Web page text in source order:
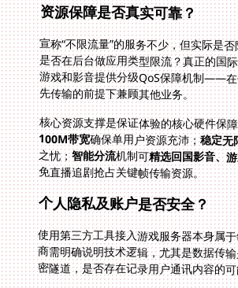
资源保障是否真实可靠？
宣称“不限流量”的服务不少，但实际是
是否在后台做应用类型限流？真正的国
游戏和影音提供分级QoS保障机制——在
先传输的前提下兼顾其他业务。
核心资源支撑是保证体验的核心硬件保
100M带宽确保单用户资源充沛；稳定无
之忧；智能分流机制可精选回国影音、
免直播追剧抢占关键帧传输资源。
个人隐私及账户是否安全？
使用第三方工具接入游戏服务器本身属
商需明确说明技术逻辑，尤其是数据传
密隧道，是否存在记录用户通讯内容的